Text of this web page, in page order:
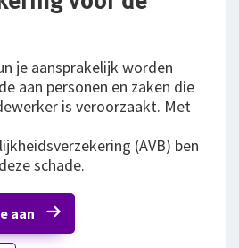
je aansprakelijk worden
aan personen en zaken die
is veroorzaakt. Met
(AVB) ben
schade.
aan